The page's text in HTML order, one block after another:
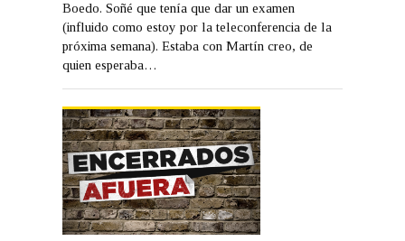
Boedo. Soñé que tenía que dar un examen
(influido como estoy por la teleconferencia de la
próxima semana). Estaba con Martín creo, de
quien esperaba…